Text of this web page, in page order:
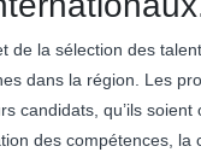
de la sélection des
dans la région. Les
candidats, qu’ils
des compétences,